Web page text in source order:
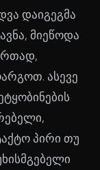
დაიგეგმა
მიეწოდა
ასევე
პირი თუ